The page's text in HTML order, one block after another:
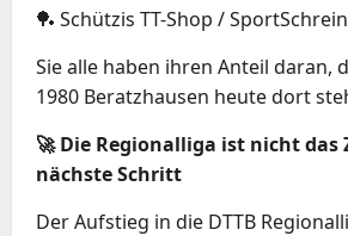
🏓 Schützis TT-Shop /
Sie alle haben ihren Anteil daran,
1980 Beratzhausen heute dort
🚀 Die Regionalliga ist nicht das
nächste Schritt
Der Aufstieg in die DTTB